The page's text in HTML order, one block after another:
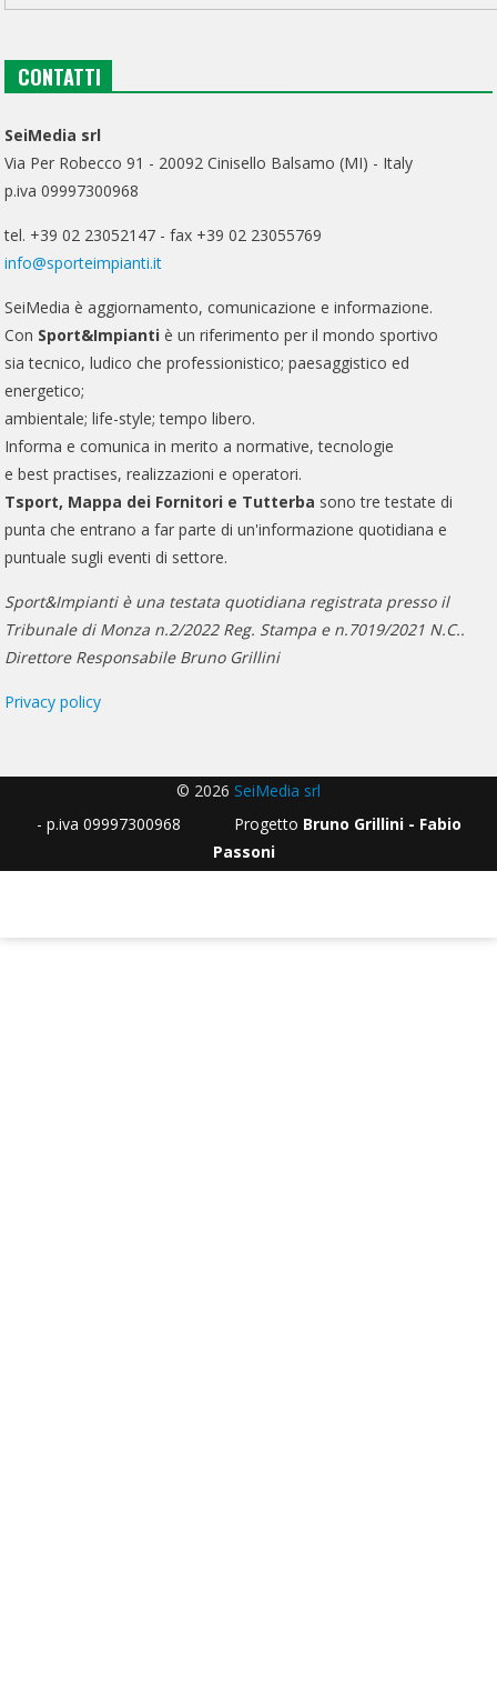
CONTATTI
SeiMedia srl
Via Per Robecco 91 - 20092 Cinisello Balsamo (MI) - Italy
p.iva 09997300968
tel. +39 02 23052147 - fax +39 02 23055769
info@sporteimpianti.it
SeiMedia è aggiornamento, comunicazione e informazione.
Con Sport&Impianti è un riferimento per il mondo sportivo
sia tecnico, ludico che professionistico; paesaggistico ed
energetico;
ambientale; life-style; tempo libero.
Informa e comunica in merito a normative, tecnologie
e best practises, realizzazioni e operatori.
Tsport, Mappa dei Fornitori e Tutterba sono tre testate di
punta che entrano a far parte di un'informazione quotidiana e
puntuale sugli eventi di settore.
Sport&Impianti è una testata quotidiana registrata presso il
Tribunale di Monza n.2/2022 Reg. Stampa e n.7019/2021 N.C..
Direttore Responsabile Bruno Grillini
Privacy policy
© 2026 SeiMedia srl
- p.iva 09997300968 Progetto Bruno Grillini - Fabio
Passoni